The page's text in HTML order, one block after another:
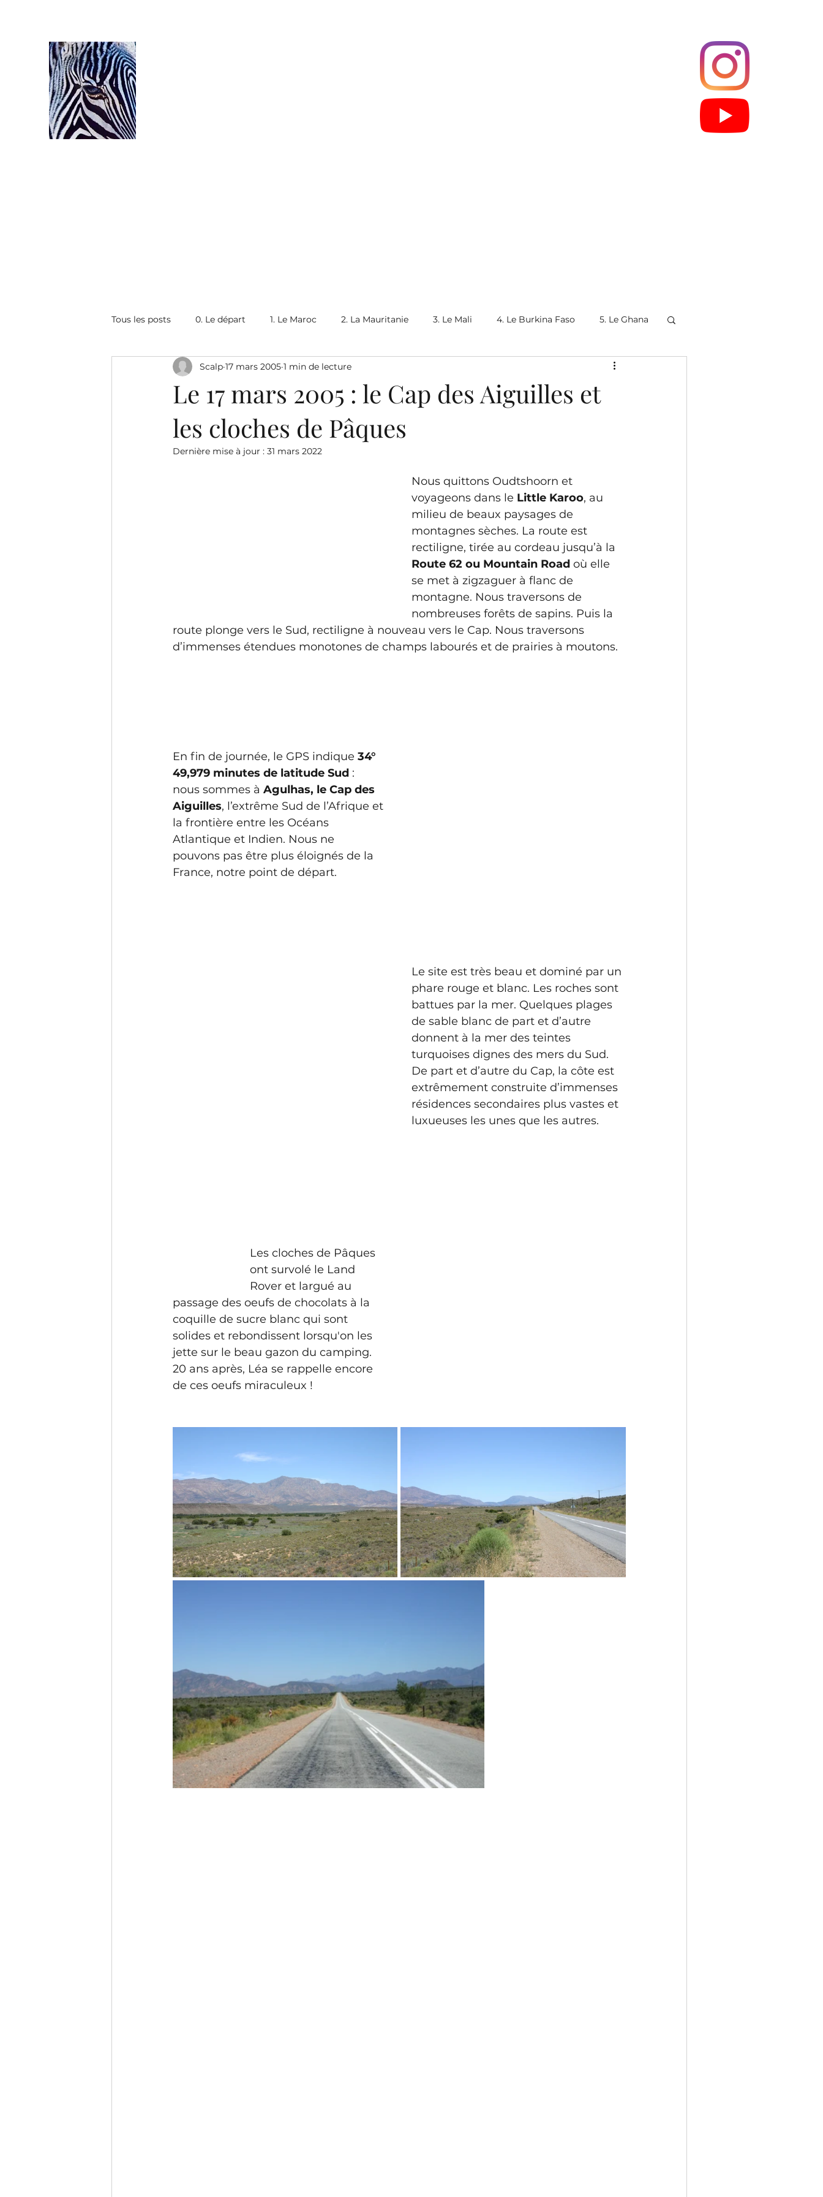
Tous les posts 0. Le départ 1. Le Maroc 2. La Mauritanie 3. Le Mali 4. Le Burkina Faso 5. Le Ghana
6. L'Afrique du Sud (1) 7. Le Lesotho 6bis. L'Afrique du Sud (2) 9. Le Botswana (1)
10. Le Zimbabwe 11. La Zambie 12. Le Malawi
Le 17 mars 2005 : le Cap des Aiguilles et
les cloches de Pâques
Scalp 17 mars 2005 1 min de lecture
Dernière mise à jour : 31 mars 2022
Nous quittons Oudtshoorn et
voyageons dans le Little Karoo, au
milieu de beaux paysages de
montagnes sèches. La route est
rectiligne, tirée au cordeau jusqu’à la
Route 62 ou Mountain Road où elle
se met à zigzaguer à flanc de
montagne. Nous traversons de
nombreuses forêts de sapins. Puis la
route plonge vers le Sud, rectiligne à nouveau vers le Cap. Nous traversons
d’immenses étendues monotones de champs labourés et de prairies à moutons.
En fin de journée, le GPS indique 34°
49,979 minutes de latitude Sud :
nous sommes à Agulhas, le Cap des
Aiguilles, l’extrême Sud de l’Afrique et
la frontière entre les Océans
Atlantique et Indien. Nous ne
pouvons pas être plus éloignés de la
France, notre point de départ.
Le site est très beau et dominé par un
phare rouge et blanc. Les roches sont
battues par la mer. Quelques plages
de sable blanc de part et d’autre
donnent à la mer des teintes
turquoises dignes des mers du Sud.
De part et d’autre du Cap, la côte est
extrêmement construite d’immenses
résidences secondaires plus vastes et
luxueuses les unes que les autres.
Les cloches de Pâques
ont survolé le Land
Rover et largué au
passage des oeufs de chocolats à la
coquille de sucre blanc qui sont
solides et rebondissent lorsqu'on les
jette sur le beau gazon du camping.
20 ans après, Léa se rappelle encore
de ces oeufs miraculeux !